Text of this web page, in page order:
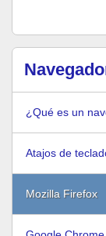
¿Qué es un
Atajos de
Mozilla Firefox